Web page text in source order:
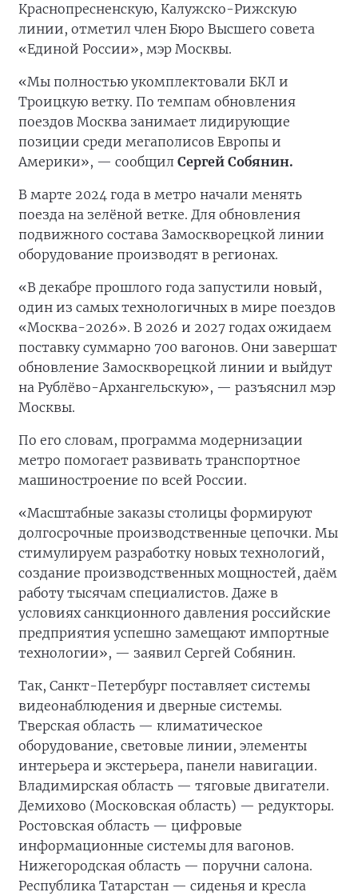
Краснопресненскую, Калужско-Рижскую
линии, отметил член Бюро Высшего совета
«Единой России», мэр Москвы.
«Мы полностью укомплектовали БКЛ и
Троицкую ветку. По темпам обновления
поездов Москва занимает лидирующие
позиции среди мегаполисов Европы и
Америки», — сообщил Сергей Собянин.
В марте 2024 года в метро начали менять
поезда на зелёной ветке. Для обновления
подвижного состава Замоскворецкой линии
оборудование производят в регионах.
«В декабре прошлого года запустили новый,
один из самых технологичных в мире поездов
«Москва-2026». В 2026 и 2027 годах ожидаем
поставку суммарно 700 вагонов. Они завершат
обновление Замоскворецкой линии и выйдут
на Рублёво-Архангельскую», — разъяснил мэр
Москвы.
По его словам, программа модернизации
метро помогает развивать транспортное
машиностроение по всей России.
«Масштабные заказы столицы формируют
долгосрочные производственные цепочки. Мы
стимулируем разработку новых технологий,
создание производственных мощностей, даём
работу тысячам специалистов. Даже в
условиях санкционного давления российские
предприятия успешно замещают импортные
технологии», — заявил Сергей Собянин.
Так, Санкт-Петербург поставляет системы
видеонаблюдения и дверные системы.
Тверская область — климатическое
оборудование, световые линии, элементы
интерьера и экстерьера, панели навигации.
Владимирская область — тяговые двигатели.
Демихово (Московская область) — редукторы.
Ростовская область — цифровые
информационные системы для вагонов.
Нижегородская область — поручни салона.
Республика Татарстан — сиденья и кресла